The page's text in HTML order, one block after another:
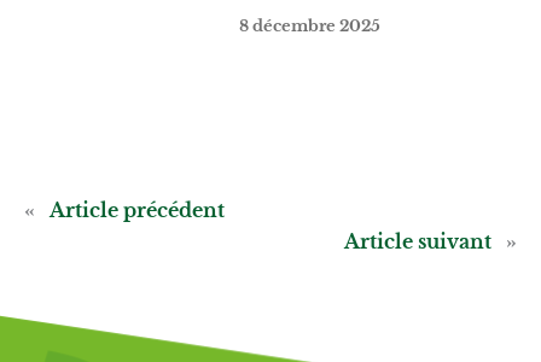
8 décembre 2025
«
Article précédent
Article suivant
»